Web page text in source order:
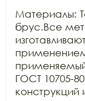
Материалы:
брус.Все
применяемый
ГОСТ 10705-
конструкций